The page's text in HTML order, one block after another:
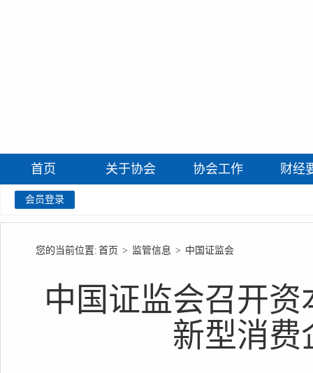
首页 关于协会 协会工作 财经
会员登录
您的当前位置: 首页 > 监管信息 > 中国证监会
中国证监会召开
新型消费